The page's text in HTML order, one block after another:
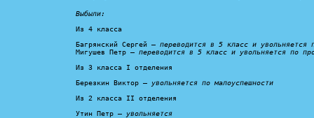
Выбыли:
Из 4 класса
Багрянский Сергей – переводится в 5 класс и увольняется
Мигушев Петр – переводится в 5 класс и увольняется по
Из 3 класса I отделения
Березкин Виктор – увольняется по малоуспешности
Из 2 класса II отделения
Утин Петр – увольняется